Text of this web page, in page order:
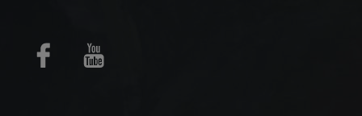
FacebookYoutube